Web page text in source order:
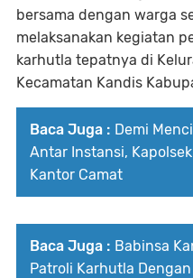
bersama dengan warga
melaksanakan kegiatan
karhutla tepatnya di
Kecamatan Kandis
Baca Juga : Demi
Antar Instansi,
Kantor Camat
Baca Juga : Babinsa
Patroli Karhutla